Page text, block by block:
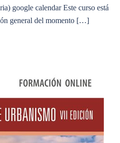
google calendar Este curso está
general del momento […]